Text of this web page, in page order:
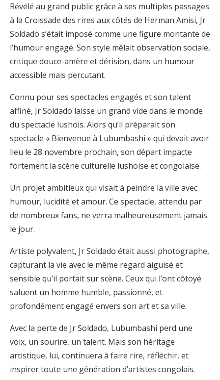
Révélé au grand public grâce à ses multiples passages
à la Croissade des rires aux côtés de Herman Amisi, Jr
Soldado s’était imposé comme une figure montante de
l’humour engagé. Son style mêlait observation sociale,
critique douce-amère et dérision, dans un humour
accessible mais percutant.
Connu pour ses spectacles engagés et son talent
affiné, Jr Soldado laisse un grand vide dans le monde
du spectacle lushois. Alors qu’il préparait son
spectacle « Bienvenue à Lubumbashi » qui devait avoir
lieu le 28 novembre prochain, son départ impacte
fortement la scène culturelle lushoise et congolaise.
Un projet ambitieux qui visait à peindre la ville avec
humour, lucidité et amour. Ce spectacle, attendu par
de nombreux fans, ne verra malheureusement jamais
le jour.
Artiste polyvalent, Jr Soldado était aussi photographe,
capturant la vie avec le même regard aiguisé et
sensible qu’il portait sur scène. Ceux qui l’ont côtoyé
saluent un homme humble, passionné, et
profondément engagé envers son art et sa ville.
Avec la perte de Jr Soldado, Lubumbashi perd une
voix, un sourire, un talent. Mais son héritage
artistique, lui, continuera à faire rire, réfléchir, et
inspirer toute une génération d’artistes congolais.